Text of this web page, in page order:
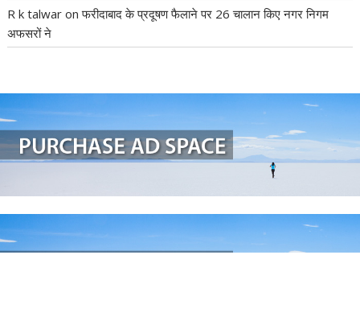
R k talwar onफरीदाबाद के प्रदूषण फैलाने पर 26 चालान किए नगर निगम
अफसरों ने